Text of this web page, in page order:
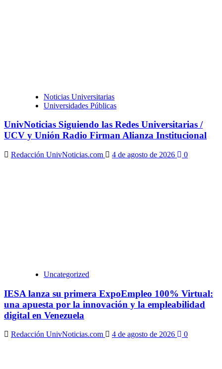
Noticias Universitarias
Universidades Públicas
UnivNoticias Siguiendo las Redes Universitarias /
UCV y Unión Radio Firman Alianza Institucional
Redacción UnivNoticias.com 4 de agosto de 2026 0
Uncategorized
IESA lanza su primera ExpoEmpleo 100% Virtual:
una apuesta por la innovación y la empleabilidad
digital en Venezuela
Redacción UnivNoticias.com 4 de agosto de 2026 0